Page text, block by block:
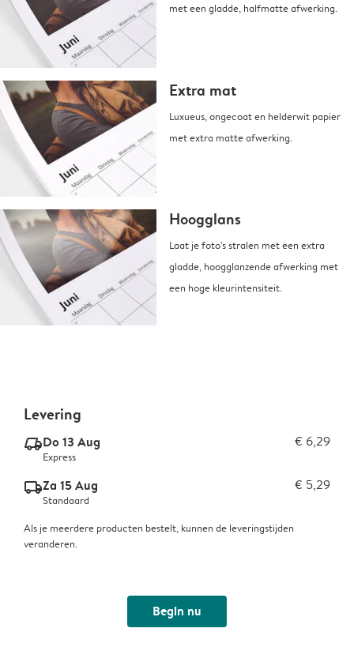
met een gladde, halfmatte afwerking.
Extra mat
Luxueus, ongecoat en helderwit papier
met extra matte afwerking.
Hoogglans
Laat je foto's stralen met een extra
gladde, hoogglanzende afwerking met
een hoge kleurintensiteit.
Levering
delivery_express_v2Do 13 Aug € 6,29
Express
delivery_standard_v2Za 15 Aug € 5,29
Standaard
Als je meerdere producten bestelt, kunnen de leveringstijden
veranderen.
Begin nu